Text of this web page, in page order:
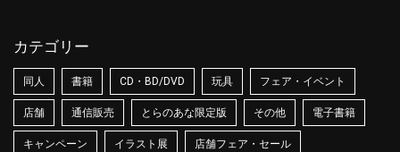
カテゴリー
同人 書籍 CD・BD/DVD 玩具 フェア・イベント
店舗 通信販売 とらのあな限定版 その他 電子書籍
キャンペーン イラスト展 店舗フェア・セール